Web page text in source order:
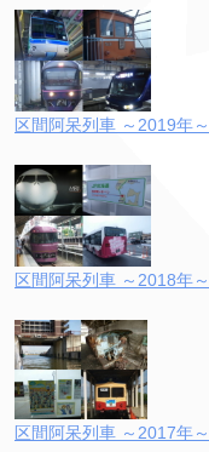
区間阿呆列車 ～2019年～
区間阿呆列車 ～2018年～
区間阿呆列車 ～2017年～